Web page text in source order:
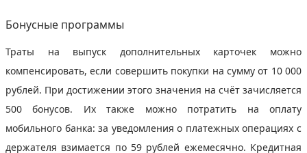
Бонусные программы
Траты на выпуск дополнительных карточек можно
компенсировать, если совершить покупки на сумму от 10 000
рублей. При достижении этого значения на счёт зачисляется
500 бонусов. Их также можно потратить на оплату
мобильного банка: за уведомления о платежных операциях с
держателя взимается по 59 рублей ежемесячно. Кредитная